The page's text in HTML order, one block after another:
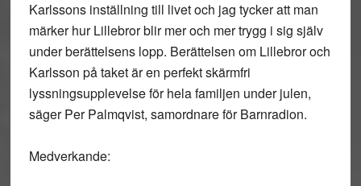
Karlssons inställning till livet och jag tycker att man
märker hur Lillebror blir mer och mer trygg i sig själv
under berättelsens lopp. Berättelsen om Lillebror och
Karlsson på taket är en perfekt skärmfri
lyssningsupplevelse för hela familjen under julen,
säger Per Palmqvist, samordnare för Barnradion.
Medverkande: